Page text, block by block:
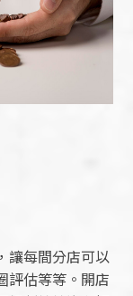
讓每間分店可以
評估等等。開店